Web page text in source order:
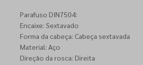
Parafuso DIN7504:
Encaixe: Sextavado
Forma da cabeça: Cabeça sextavada
Material: Aço
Direção da rosca: Direita